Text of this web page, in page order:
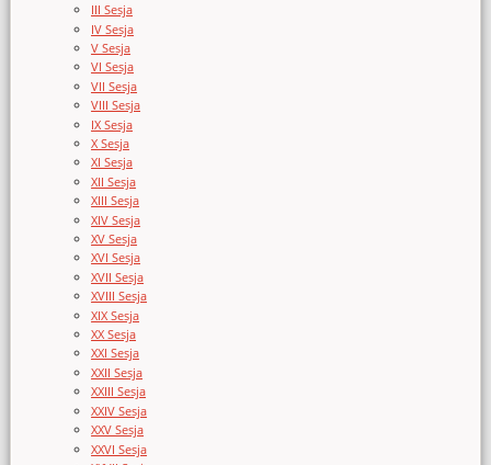
III Sesja
IV Sesja
V Sesja
VI Sesja
VII Sesja
VIII Sesja
IX Sesja
X Sesja
XI Sesja
XII Sesja
XIII Sesja
XIV Sesja
XV Sesja
XVI Sesja
XVII Sesja
XVIII Sesja
XIX Sesja
XX Sesja
XXI Sesja
XXII Sesja
XXIII Sesja
XXIV Sesja
XXV Sesja
XXVI Sesja